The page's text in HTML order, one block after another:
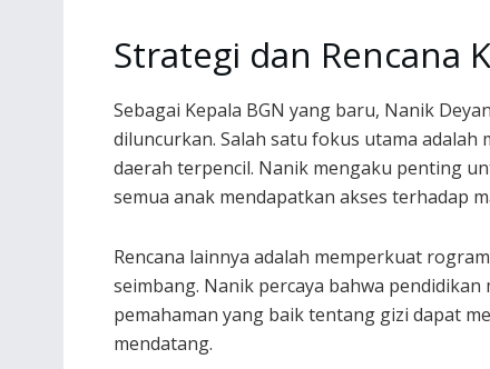
Strategi dan Rencana
Sebagai Kepala BGN yang baru, Nanik
diluncurkan. Salah satu fokus utama
daerah terpencil. Nanik mengaku penting
semua anak mendapatkan akses terhadap
Rencana lainnya adalah memperkuat
seimbang. Nanik percaya bahwa
pemahaman yang baik tentang gizi dapat
mendatang.